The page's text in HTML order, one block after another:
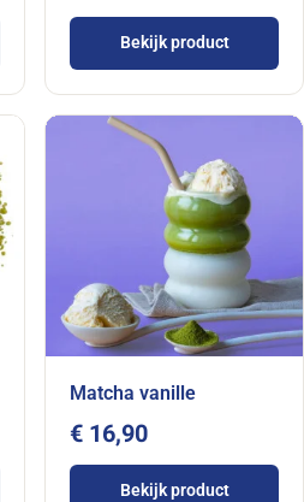
Bekijk product
Matcha vanille
€ 16,90
Bekijk product